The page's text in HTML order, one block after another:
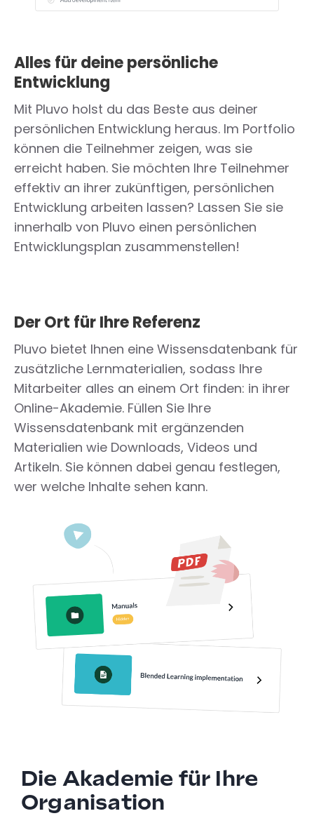
Alles für deine persönliche
Entwicklung
Mit Pluvo holst du das Beste aus deiner
persönlichen Entwicklung heraus. Im Portfolio
können die Teilnehmer zeigen, was sie
erreicht haben. Sie möchten Ihre Teilnehmer
effektiv an ihrer zukünftigen, persönlichen
Entwicklung arbeiten lassen? Lassen Sie sie
innerhalb von Pluvo einen persönlichen
Entwicklungsplan zusammenstellen!
Der Ort für Ihre Referenz
Pluvo bietet Ihnen eine Wissensdatenbank für
zusätzliche Lernmaterialien, sodass Ihre
Mitarbeiter alles an einem Ort finden: in ihrer
Online-Akademie. Füllen Sie Ihre
Wissensdatenbank mit ergänzenden
Materialien wie Downloads, Videos und
Artikeln. Sie können dabei genau festlegen,
wer welche Inhalte sehen kann.
Die Akademie für Ihre
Organisation